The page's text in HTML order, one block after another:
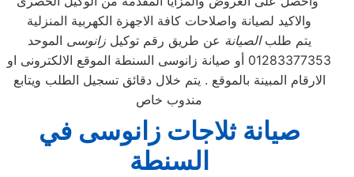
والاكيد لصيانة واصلاحات كافة الاجهزة الكهربية المنزلية
يتم طلبالصيانة عن طريق رقم توكيلزانوسى الموحد
01283377353 أو صيانة زانوسى السنطة الموقع الالكترونى او
الارقام المبينة بالموقع . يتم خلال دقائق تسجيل الطلب ويتابع
مندوب خاص
صيانة ثلاجات زانوسى في
السنطة